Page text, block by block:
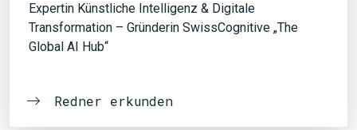
Expertin Künstliche Intelligenz & Digitale
Transformation – Gründerin SwissCognitive „The
Global AI Hub“
Redner erkunden